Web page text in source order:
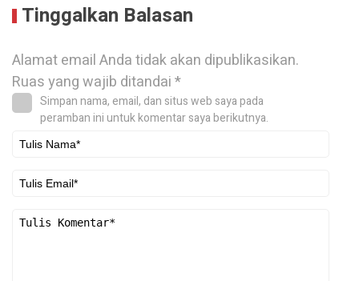
Tinggalkan Balasan
Alamat email Anda tidak akan dipublikasikan.
Ruas yang wajib ditandai*
Simpan nama, email, dan situs web saya pada
peramban ini untuk komentar saya berikutnya.